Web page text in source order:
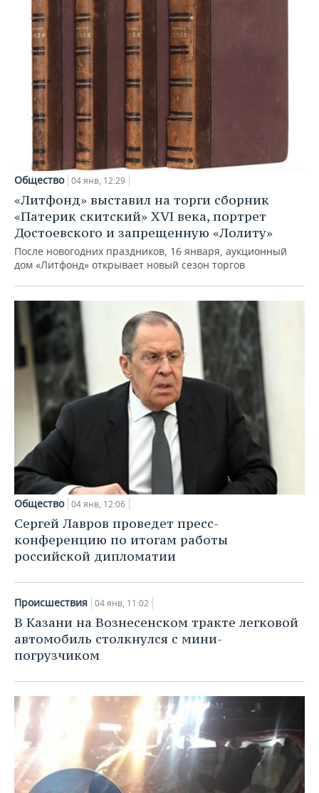
Общество 04 янв, 12:29
«Литфонд» выставил на торги сборник
«Патерик скитский» XVI века, портрет
Достоевского и запрещенную «Лолиту»
После новогодних праздников, 16 января, аукционный
дом «Литфонд» открывает новый сезон торгов
Общество 04 янв, 12:06
Сергей Лавров проведет пресс-
конференцию по итогам работы
российской дипломатии
Происшествия 04 янв, 11:02
В Казани на Вознесенском тракте легковой
автомобиль столкнулся с мини-
погрузчиком